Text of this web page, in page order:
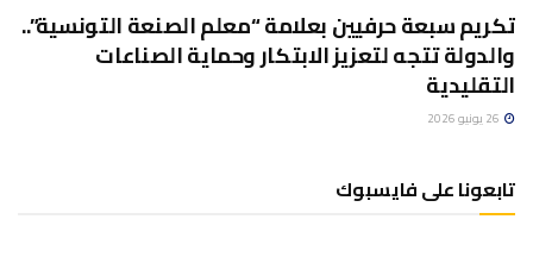
تكريم سبعة حرفيين بعلامة “معلم الصنعة التونسية”..
والدولة تتجه لتعزيز الابتكار وحماية الصناعات
التقليدية
تابعونا على فايسبوك